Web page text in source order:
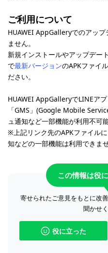
ご利用について
HUAWEI AppGalleryでのアッ
ません。
新規インストールやアップデー
で最新バージョンのAPKファイ
ださい。
HUAWEI AppGalleryでLINEアプ
「GMS」(Google Mobile
ュ通知など一部機能が利用不可能
※上記リンク先のAPKファイル
知などの一部機能は利用できま
この情報は役
寄せられたご意見をもとに改
聞かせ
役に立った